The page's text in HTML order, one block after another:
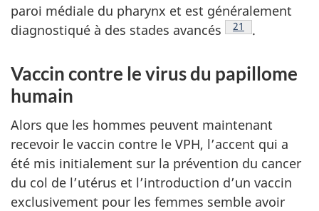
paroi médiale du pharynx et est généralement
diagnostiqué à des stades avancés Note de bas de
21 .
Vaccin contre le virus du papillome
humain
Alors que les hommes peuvent maintenant
recevoir le vaccin contre le VPH, l’accent qui a
été mis initialement sur la prévention du cancer
du col de l’utérus et l’introduction d’un vaccin
exclusivement pour les femmes semble avoir